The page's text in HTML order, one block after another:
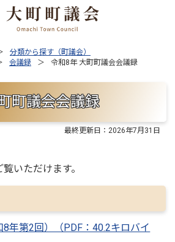
分類から探す（町議会）
会議録 令和8年 大町町議会会議録
町議会会議録
最終更新日： 2026年7月31日
いただけます。
第2回）（PDF：40.2キロバイ